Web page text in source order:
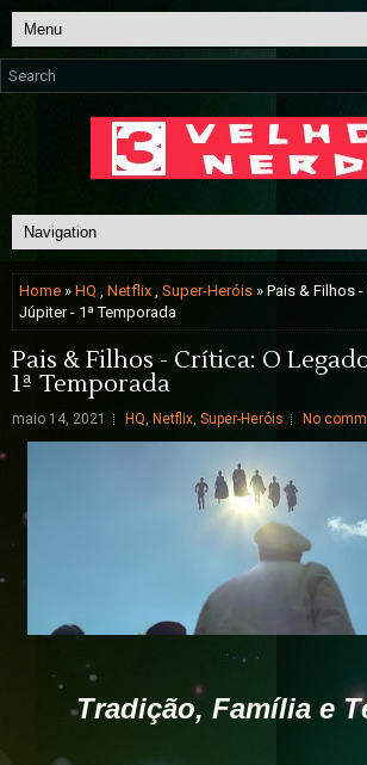
Home » HQ , Netflix , Super-Heróis » Pais & Filhos
Júpiter - 1ª Temporada
Pais & Filhos - Crítica: O
1ª Temporada
maio 14, 2021 HQ, Netflix, Super-Heróis No
Tradição, Família e